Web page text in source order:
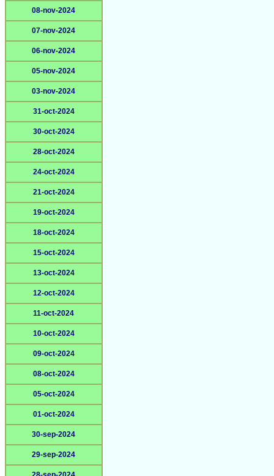
08-nov-2024
07-nov-2024
06-nov-2024
05-nov-2024
03-nov-2024
31-oct-2024
30-oct-2024
28-oct-2024
24-oct-2024
21-oct-2024
19-oct-2024
18-oct-2024
15-oct-2024
13-oct-2024
12-oct-2024
11-oct-2024
10-oct-2024
09-oct-2024
08-oct-2024
05-oct-2024
01-oct-2024
30-sep-2024
29-sep-2024